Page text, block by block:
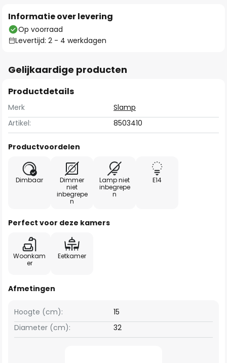
Informatie over levering
Op voorraad
Levertijd: 2 - 4 werkdagen
Gelijkaardige producten
Productdetails
Merk
Slamp
Artikel:
8503410
Productvoordelen
Dimbaar
Dimmer
niet
inbegrepe
n
Lamp niet
inbegrepe
n
E14
Perfect voor deze kamers
Woonkam
er
Eetkamer
Afmetingen
Hoogte (cm):
15
Diameter (cm):
32